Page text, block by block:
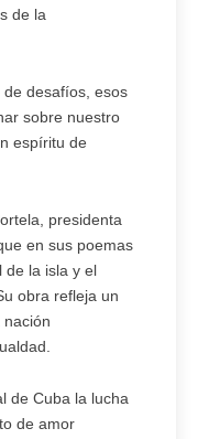
de la
desafíos, esos
sobre nuestro
espíritu de
presidenta
en sus poemas
de la isla y el
obra refleja un
de Cuba la lucha
de amor